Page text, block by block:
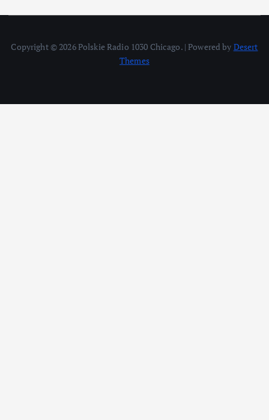
Copyright © 2026 Polskie Radio 1030 Chicago. | Powered by Desert
Themes